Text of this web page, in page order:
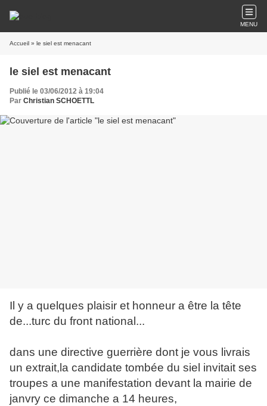
MENU
Accueil » le siel est menacant
le siel est menacant
Publié le 03/06/2012 à 19:04
Par Christian SCHOETTL
Il y a quelques plaisir et honneur a être la tête
de...turc du front national...
dans une directive guerrière dont je vous livrais
un extrait,la candidate tombée du siel invitait ses
troupes a une manifestation devant la mairie de
janvry ce dimanche a 14 heures,